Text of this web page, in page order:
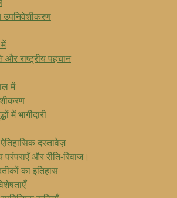
उपनिवेशीकरण
राष्ट्रीय पहचान
में
में भागीदारी
दस्तावेज़
परंपराएँ और रीति-रिवाज।
का इतिहास